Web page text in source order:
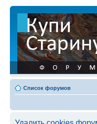
Список форумов